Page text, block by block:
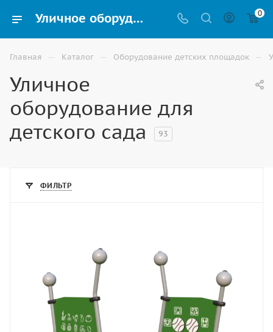
Уличное оборудование для детского сада купить в Владикавказе 0
Главная — Каталог — Оборудование детских площадок —
Уличное
оборудование для
детского сада
93
ФИЛЬТР